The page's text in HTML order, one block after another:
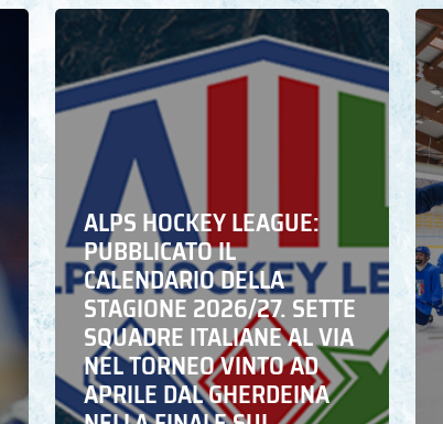
ALPS HOCKEY LEAGUE:
PUBBLICATO IL
CALENDARIO DELLA
STAGIONE 2026/27. SETTE
SQUADRE ITALIANE AL VIA
NEL TORNEO VINTO AD
APRILE DAL GHERDEINA